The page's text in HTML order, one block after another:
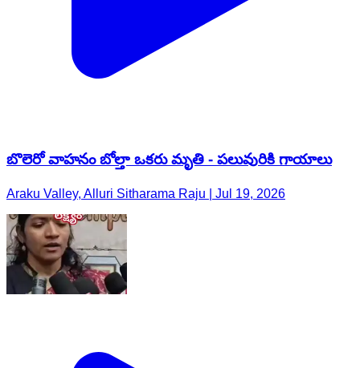
బొలెరో వాహనం బోల్తా ఒకరు మృతి - పలువురికి గాయాలు
Araku Valley, Alluri Sitharama Raju | Jul 19, 2026